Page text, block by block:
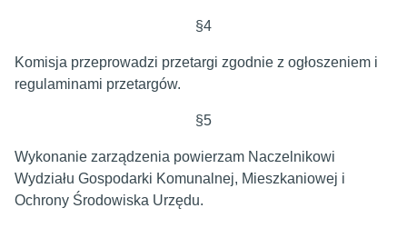
§4
Komisja przeprowadzi przetargi zgodnie z ogłoszeniem i
regulaminami przetargów.
§5
Wykonanie zarządzenia powierzam Naczelnikowi
Wydziału Gospodarki Komunalnej, Mieszkaniowej i
Ochrony Środowiska Urzędu.